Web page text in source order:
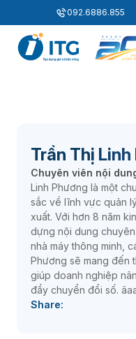
092.6886.855
Trần Thị
Chuyên viên nội
Linh Phương là một
sắc về lĩnh vực quản
xuất. Với hơn 8 năm
dựng nội dung chuyên
nhà máy thông minh,
Phương sẽ mang đến
giúp doanh nghiệp
đẩy chuyển đổi số.
Share: